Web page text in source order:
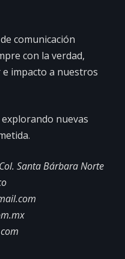
comunicación
con la verdad,
impacto a nuestros
nuevas
Santa Bárbara Norte